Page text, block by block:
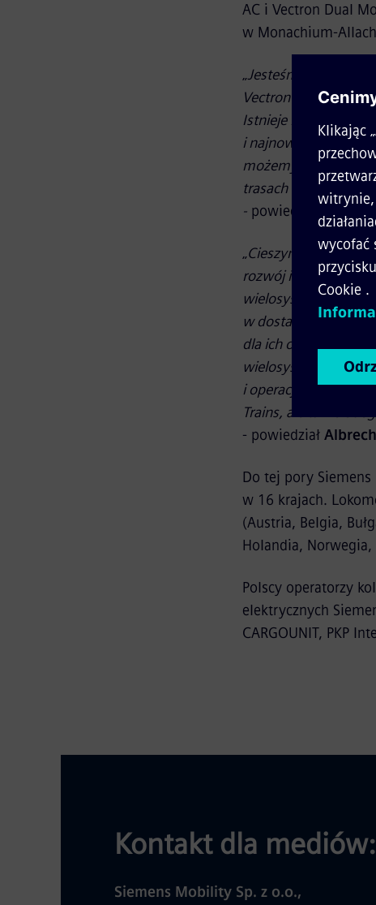
AC i Vectron Dual
w Monachium-
„Jesteśmy bardzo
Vectron i jeszcze
Istnieje rosnące
i
możemy zapewnić
trasach dzięki
-powiedział
„Cieszymy się, że
rozwój ich floty
wielosystemowych i
w dostarczanie
dla ich operacji
wielosystemowych
i operacji
Trains, ale także
- powiedział
Do tej pory
w 16 krajach.
(Austria, Belgia,
Holandia, Norwegia,
Polscy operatorzy
elektrycznych
CARGOUNIT, PKP
Kontakt dla mediów:
Siemens Mobility Sp. z o.o.,